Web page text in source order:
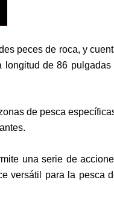
peces de roca, y
longitud de 86 pulgadas
de pesca
una serie de
versátil para la pesca